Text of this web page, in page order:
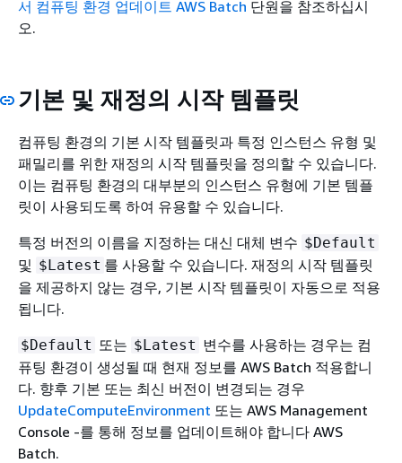
서 컴퓨팅 환경 업데이트 AWS Batch 단원을 참조하십시
오.
기본 및 재정의 시작 템플릿
컴퓨팅 환경의 기본 시작 템플릿과 특정 인스턴스 유형 및
패밀리를 위한 재정의 시작 템플릿을 정의할 수 있습니다.
이는 컴퓨팅 환경의 대부분의 인스턴스 유형에 기본 템플
릿이 사용되도록 하여 유용할 수 있습니다.
특정 버전의 이름을 지정하는 대신 대체 변수 $Default
및 $Latest 를 사용할 수 있습니다. 재정의 시작 템플릿
을 제공하지 않는 경우, 기본 시작 템플릿이 자동으로 적용
됩니다.
$Default 또는 $Latest 변수를 사용하는 경우는 컴
퓨팅 환경이 생성될 때 현재 정보를 AWS Batch 적용합니
다. 향후 기본 또는 최신 버전이 변경되는 경우
UpdateComputeEnvironment 또는 AWS Management
Console -를 통해 정보를 업데이트해야 합니다 AWS
Batch.